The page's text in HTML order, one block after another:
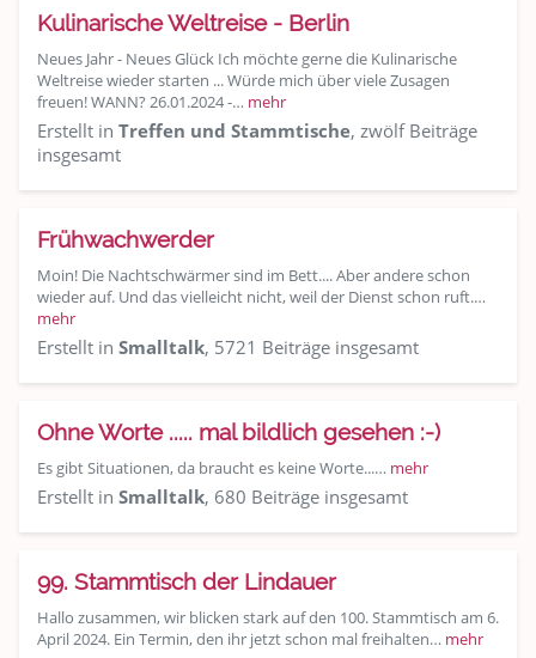
Kulinarische Weltreise - Berlin
Neues Jahr - Neues Glück Ich möchte gerne die Kulinarische
Weltreise wieder starten ... Würde mich über viele Zusagen
freuen! WANN? 26.01.2024 -… mehr
Erstellt in Treffen und Stammtische, zwölf Beiträge
insgesamt
Frühwachwerder
Moin! Die Nachtschwärmer sind im Bett.... Aber andere schon
wieder auf. Und das vielleicht nicht, weil der Dienst schon ruft.…
mehr
Erstellt in Smalltalk, 5721 Beiträge insgesamt
Ohne Worte ..... mal bildlich gesehen :-)
Es gibt Situationen, da braucht es keine Worte...… mehr
Erstellt in Smalltalk, 680 Beiträge insgesamt
99. Stammtisch der Lindauer
Hallo zusammen, wir blicken stark auf den 100. Stammtisch am 6.
April 2024. Ein Termin, den ihr jetzt schon mal freihalten… mehr